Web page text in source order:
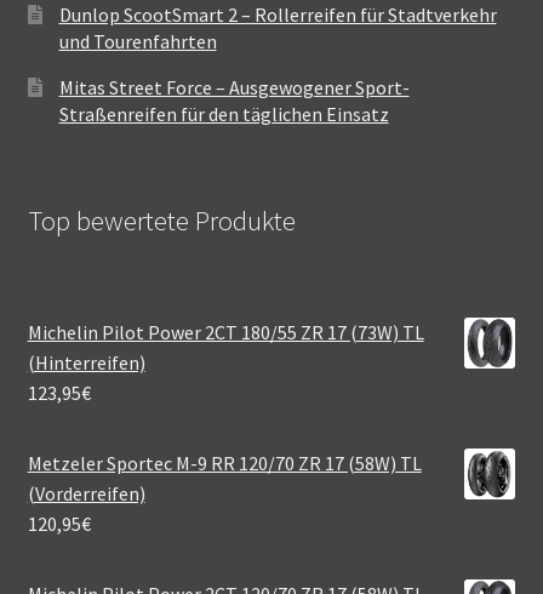
Dunlop ScootSmart 2 – Rollerreifen für Stadtverkehr
und Tourenfahrten
Mitas Street Force – Ausgewogener Sport-
Straßenreifen für den täglichen Einsatz
Top bewertete Produkte
Michelin Pilot Power 2CT 180/55 ZR 17 (73W) TL
(Hinterreifen)
123,95€
Metzeler Sportec M-9 RR 120/70 ZR 17 (58W) TL
(Vorderreifen)
120,95€